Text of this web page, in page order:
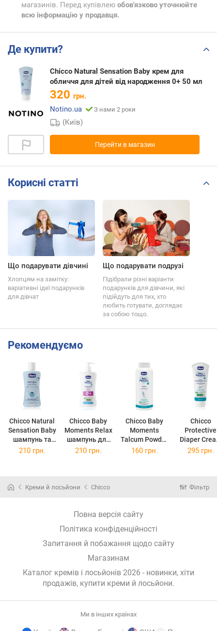
магазинів. Перед купівлею обов'язково уточнюйте
всю інформацію у продавця.
Де купити?
Chicco Natural Sensation Baby крем для
обличчя для дітей від народження 0+ 50 мл
320 грн.
Notino.ua
З нами 2 роки
(Київ)
Перейти в магазин
Корисні статті
Що подарувати дівчині
Хлопцям на замітку:
варіативні ідеї подарунків
для дівчат
Що подарувати подрузі
Підібрали різні варіанти
подарунків для дівчини, які
підійдуть для тих, хто
любить готувати, доглядає
за собою тощо.
Рекомендуємо
Chicco Natural
Sensation Baby
шампунь та
гель для душу
Chicco Baby
Moments Relax
шампунь для
тіла 0 m+ 500
Chicco Baby
Moments
Talcum Powder
дитяча пудра
Chicco
Protective
Diaper
крем для
дітей від
210 грн. 210 грн. 160 грн. 295 грн.
Креми й лосьйони Chicco Фільтр
Повна версія сайту
Політика конфіденційності
Запитання й побажання щодо сайту
Магазинам
Каталог кремів і лосьйонів 2026 - новинки, хіти
продажів, купити креми й лосьйони.
Ми в інших країнах